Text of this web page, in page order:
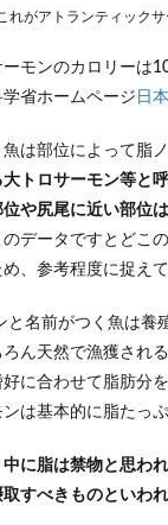
れがアトランティックサ
モンのカロリーは
省ホームページ 日
は部位によって脂
トロサーモン等と
や尻尾に近い部位
のデータですとどこ
、参考程度に捉え
と名前がつく魚は養
ん天然で漁獲され
に合わせて脂肪分
は基本的に脂たっ
中に脂は禁物と思わ
すべきものといわ